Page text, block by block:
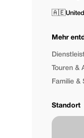
🇦🇪
Mehr
Touren &
Familie &
Standort